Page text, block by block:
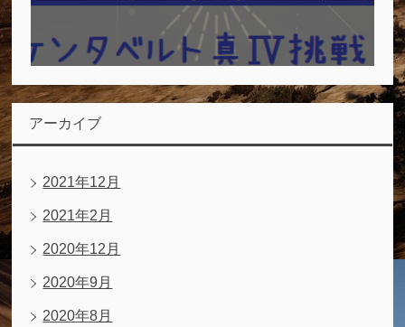
アーカイブ
2021年12月
2021年2月
2020年12月
2020年9月
2020年8月